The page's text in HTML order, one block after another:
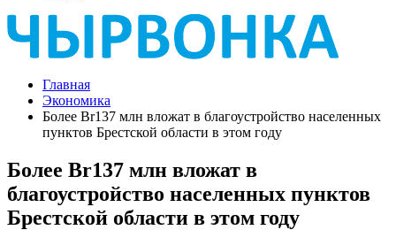
Главная
Экономика
Более Br137 млн вложат в благоустройство населенных
пунктов Брестской области в этом году
Более Br137 млн вложат в
благоустройство населенных пунктов
Брестской области в этом году